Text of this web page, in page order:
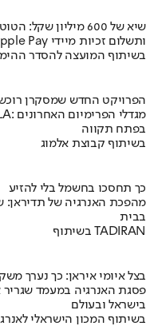
שיא של 600 מיליון שקל: הטוטו עושה מהפיכה
יחסי הימור משופרים, הפקדות ב-Apple Pay ותשלום זכיות מיידי
בשיתוף המועצה להסדר
הפרויקט החדש שמסקרן
בפתח תקווה
בשיתוף קבוצת אלמוג
כך תחסכו בחשמל בלי להזיע
מהפכת האנרגיה של תדיראן:
בבית
בשיתוף TADIRAN
בצל איומי איראן: כך נערך
פסגת האנרגיה במעמד שגריר
בישראל ובעולם
בשיתוף המכון הישראלי